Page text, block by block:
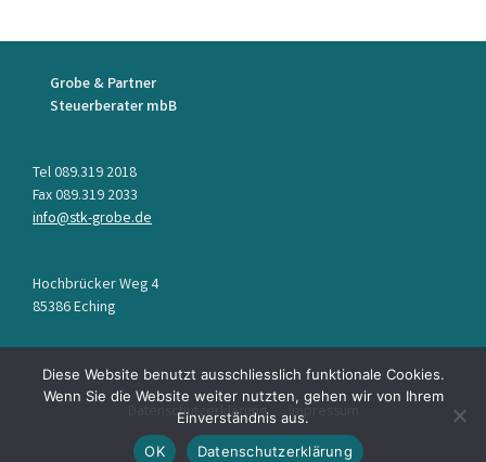
Grobe & Partner
Steuerberater mbB
Tel 089.319 2018
Fax 089.319 2033
info@stk-grobe.de
Hochbrücker Weg 4
85386 Eching
Datenschutzerklärung Impressum
Diese Website benutzt ausschliesslich funktionale Cookies.
Wenn Sie die Website weiter nutzten, gehen wir von Ihrem
Einverständnis aus.
OK
Datenschutzerklärung